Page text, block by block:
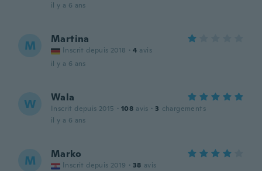
il y a 6 ans
M Martina
Inscrit depuis 2018 · 4 avis
il y a 6 ans
W Wala
Inscrit depuis 2015 · 108 avis · 3 chargements
il y a 6 ans
M Marko
Inscrit depuis 2019 · 38 avis